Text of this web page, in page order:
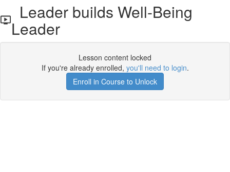
Leader builds Well-Being
Leader
Lesson content locked
If you're already enrolled, you'll need to login.
Enroll in Course to Unlock